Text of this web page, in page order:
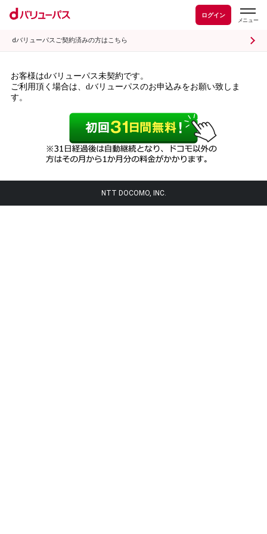
ログイン
dバリューパスご契約済みの方はこちら
お客様はdバリューパス未契約です。
ご利用頂く場合は、dバリューパスのお申込みをお願い致しま
す。
NTT DOCOMO, INC.